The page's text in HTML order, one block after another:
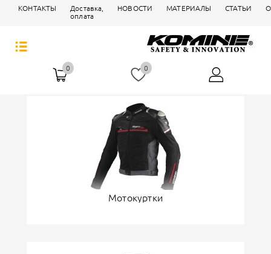
КОНТАКТЫ
Доставка,
оплата
НОВОСТИ МАТЕРИАЛЫ СТАТЬИ
0 0
Мотокуртки